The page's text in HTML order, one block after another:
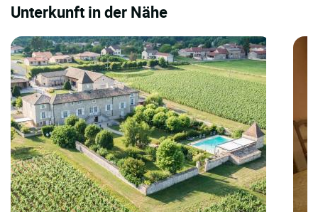
Unterkunft in der Nähe